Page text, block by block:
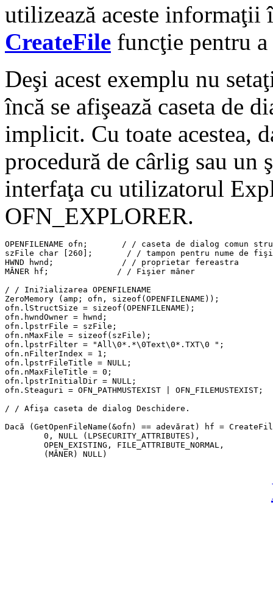
utilizează aceste
CreateFile funcţie pentru
Deşi acest exemplu nu
încă se afişează caseta de
implicit. Cu toate acestea,
procedură de cârlig sau
interfaţa cu utilizatorul
OFN_EXPLORER.
OPENFILENAME ofn;       / / caseta de dialog comun
szFile char [260];       / / tampon pentru nume de
HWND hwnd;              / / proprietar fereastra
MÂNER hf;              / / Fişier mâner
/ / Ini?ializarea OPENFILENAME
ZeroMemory (amp; ofn, sizeof(OPENFILENAME));
ofn.lStructSize = sizeof(OPENFILENAME);
ofn.hwndOwner = hwnd;
ofn.lpstrFile = szFile;
ofn.nMaxFile = sizeof(szFile);
ofn.lpstrFilter = "All\0*.*\0Text\0*.TXT\0 ";
ofn.nFilterIndex = 1;
ofn.lpstrFileTitle = NULL;
ofn.nMaxFileTitle = 0;
ofn.lpstrInitialDir = NULL;
ofn.Steaguri = OFN_PATHMUSTEXIST | OFN_FILEMUSTEXIST;
/ / Afişa caseta de dialog Deschidere.
Dacă (GetOpenFileName(&ofn) == adevărat) hf =
        0, NULL (LPSECURITY_ATTRIBUTES),
        OPEN_EXISTING, FILE_ATTRIBUTE_NORMAL,
        (MÂNER) NULL)